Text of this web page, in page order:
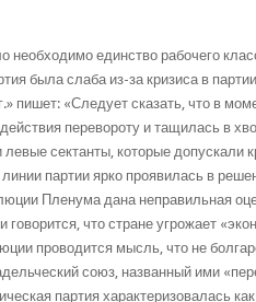
необходимо единство рабочего
была слаба из-за кризиса в
пишет: «Следует сказать, что в
перевороту и тащилась в
сектанты, которые допускали
партии ярко проявилась в
Пленума дана неправильная
что стране угрожает
проводится мысль, что не
союз, названный ими
партия характеризовалась